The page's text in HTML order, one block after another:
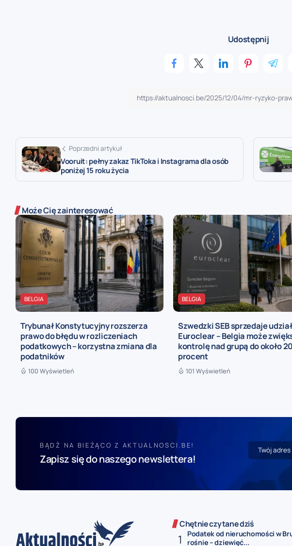
Udostępnij
Poprzedni artykuł
Vooruit: pełny zakaz TikToka i Instagrama dla osób
poniżej 15 roku życia
Może Cię zainteresować
BELGIA
Trybunał Konstytucyjny rozszerza
prawo do błędu w rozliczeniach
podatkowych – korzystna zmiana dla
podatników
100 Wyświetleń
BELGIA
Szwedzki SEB sprzedaje
Euroclear – Belgia może
kontrolę nad grupą do około 20
procent
101 Wyświetleń
BĄDŹ NA BIEŻĄCO Z AKTUALNOSCI.BE!
Zapisz się do naszego newslettera!
Chętnie czytane dziś
Podatek od nieruchomości w
rośnie – dziewięć...